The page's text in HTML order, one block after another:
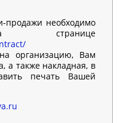
продажи необходимо
странице
организацию, Вам
а также накладная, в
печать Вашей